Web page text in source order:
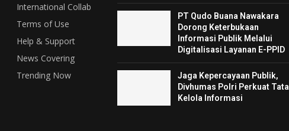
International Collab
Terms of Use
Help & Support
News Covering
Trending Now
PT Qudo Buana Nawakara
Dorong Keterbukaan
Informasi Publik Melalui
Digitalisasi Layanan E-PPID
Jaga Kepercayaan Publik,
Divhumas Polri Perkuat Tata
Kelola Informasi